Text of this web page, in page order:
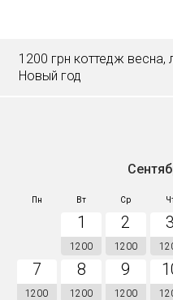
1200 грн коттедж весна,
Новый год
Пн Вт Ср
1
1200
2
1200
3
7
1200
8
1200
9
1200